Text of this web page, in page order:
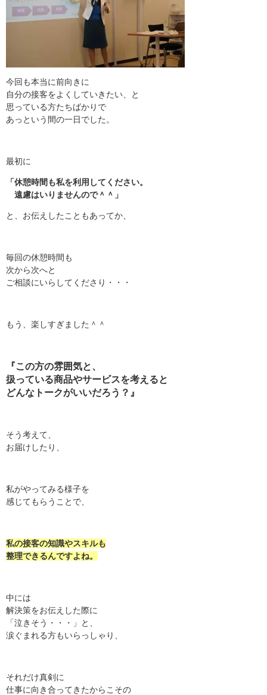
今回も本当に前向きに
自分の接客をよくしていきたい、と
思っている方たちばかりで
あっという間の一日でした。
最初に
「休憩時間も私を利用してください。
遠慮はいりませんので＾＾」
と、お伝えしたこともあってか、
毎回の休憩時間も
次から次へと
ご相談にいらしてくださり・・・
もう、楽しすぎました＾＾
『この方の雰囲気と、
扱っている商品やサービスを考えると
どんなトークがいいだろう？』
そう考えて、
お届けしたり、
私がやってみる様子を
感じてもらうことで、
私の接客の知識やスキルも
整理できるんですよね。
中には
解決策をお伝えした際に
「泣きそう・・・」と、
涙ぐまれる方もいらっしゃり、
それだけ真剣に
仕事に向き合ってきたからこその